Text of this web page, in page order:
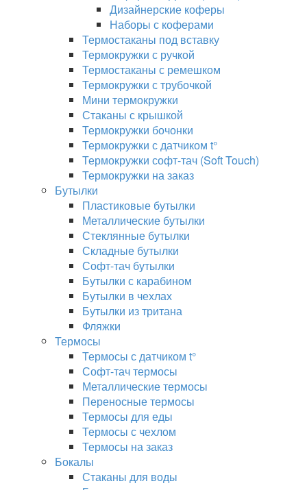
Дизайнерские коферы
Наборы с коферами
Термостаканы под вставку
Термокружки с ручкой
Термостаканы с ремешком
Термокружки с трубочкой
Мини термокружки
Стаканы с крышкой
Термокружки бочонки
Термокружки с датчиком t°
Термокружки софт-тач (Soft Touch)
Термокружки на заказ
Бутылки
Пластиковые бутылки
Металлические бутылки
Стеклянные бутылки
Складные бутылки
Софт-тач бутылки
Бутылки с карабином
Бутылки в чехлах
Бутылки из тритана
Фляжки
Термосы
Термосы с датчиком t°
Софт-тач термосы
Металлические термосы
Переносные термосы
Термосы для еды
Термосы с чехлом
Термосы на заказ
Бокалы
Стаканы для воды